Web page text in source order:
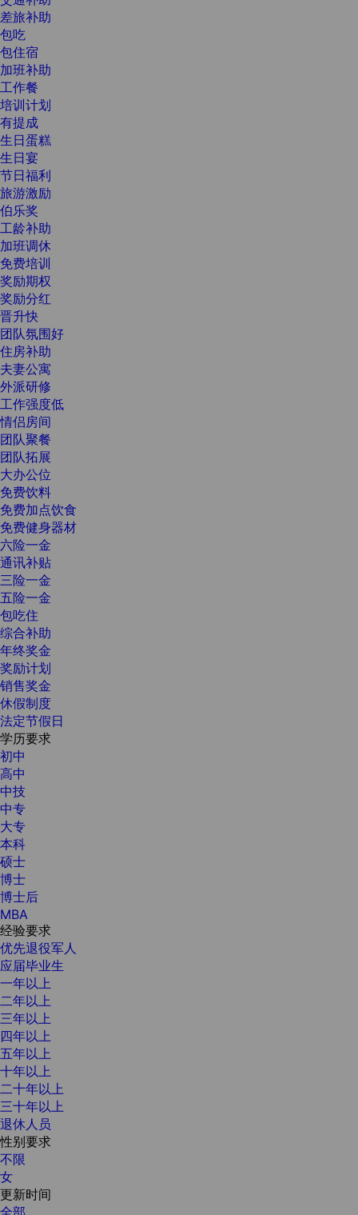
差旅补助
包吃
包住宿
加班补助
工作餐
培训计划
有提成
生日蛋糕
生日宴
节日福利
旅游激励
伯乐奖
工龄补助
加班调休
免费培训
奖励期权
奖励分红
晋升快
团队氛围好
住房补助
夫妻公寓
外派研修
工作强度低
情侣房间
团队聚餐
团队拓展
大办公位
免费饮料
免费加点饮食
免费健身器材
六险一金
通讯补贴
三险一金
五险一金
包吃住
综合补助
年终奖金
奖励计划
销售奖金
休假制度
法定节假日
学历要求
初中
高中
中技
中专
大专
本科
硕士
博士
博士后
MBA
经验要求
优先退役军人
应届毕业生
一年以上
二年以上
三年以上
四年以上
五年以上
十年以上
二十年以上
三十年以上
退休人员
性别要求
不限
女
更新时间
全部